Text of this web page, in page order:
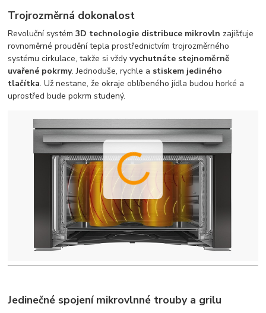
Trojrozměrná dokonalost
Revoluční systém3D technologie distribuce mikrovln zajišťuje
rovnoměrné proudění tepla prostřednictvím trojrozměrného
systému cirkulace, takže si vždyvychutnáte stejnoměrně
uvařené pokrmy. Jednoduše, rychle a stiskem jediného
tlačítka. Už nestane, že okraje oblíbeného jídla budou horké a
uprostřed bude pokrm studený.
Jedinečné spojení mikrovlnné trouby a grilu